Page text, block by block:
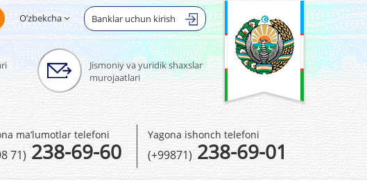
Banklar uchun kirish
O’zbekcha
Jismoniy va yuridik shaxslar
murojaatlari
ma’lumotlar telefoni
71)238-69-60
Yagona ishonch telefoni
(+99871) 238-69-01